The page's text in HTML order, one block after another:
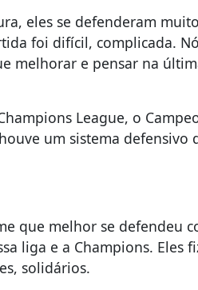
eles se defenderam
foi difícil, complicada.
melhorar e pensar na
League, o
um sistema
que melhor se defendeu
liga e a Champions. Eles
solidários.